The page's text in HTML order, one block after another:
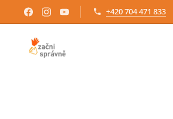
+420 704 471 833